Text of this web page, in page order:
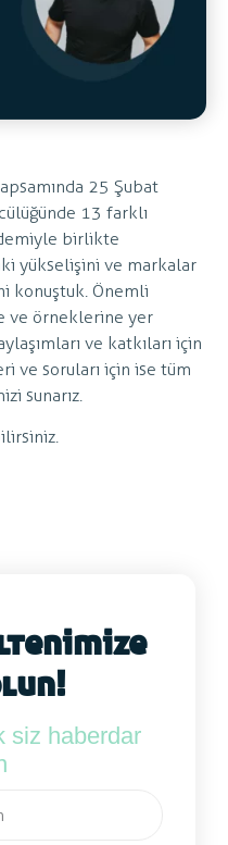
25 Şubat
13 farklı
birlikte
yükselişini ve markalar
konuştuk. Önemli
ve örneklerine yer
ve katkıları için
ve soruları için ise tüm
sunarız.
siz haberdar